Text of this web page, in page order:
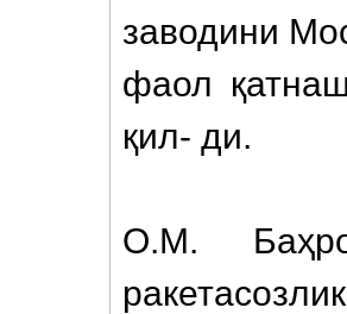
заводини
фаол
қил- ди.
О.М.